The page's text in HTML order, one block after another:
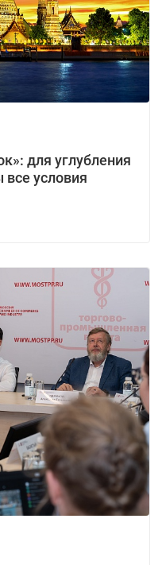
для углубления
все условия